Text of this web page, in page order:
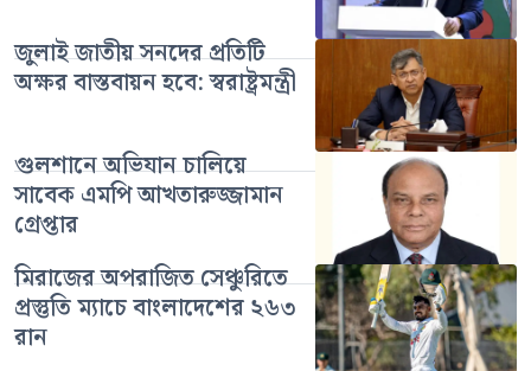
জুলাই জাতীয় সনদের প্রতিটি
অক্ষর বাস্তবায়ন হবে: স্বরাষ্ট্রমন্ত্রী
গুলশানে অভিযান চালিয়ে
সাবেক এমপি আখতারুজ্জামান
গ্রেপ্তার
মিরাজের অপরাজিত সেঞ্চুরিতে
প্রস্তুতি ম্যাচে বাংলাদেশের ২৬৩
রান